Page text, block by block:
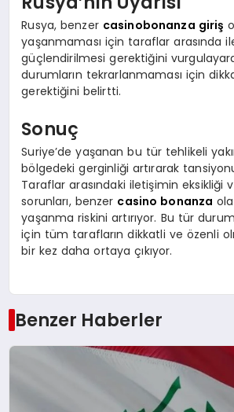
Rusya, benzer casinobonanza giriş
yaşanmaması için taraflar arasında
güçlendirilmesi gerektiğini
durumların tekrarlanmaması için
gerektiğini belirtti.
Sonuç
Suriye’de yaşanan bu tür tehlikeli
bölgedeki gerginliği artırarak
Taraflar arasındaki iletişimin eksikliği
sorunları, benzer casino bonanza
yaşanma riskini artırıyor. Bu tür
için tüm tarafların dikkatli ve özenli
bir kez daha ortaya çıkıyor.
Benzer Haberler